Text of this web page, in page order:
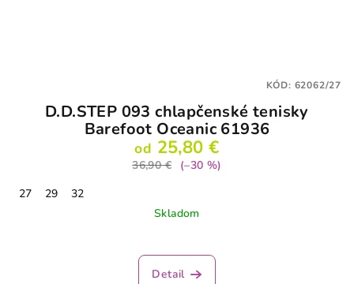
D.D.STEP 093 chlapčenské tenisky
Barefoot Oceanic 61936
od 25,80 €
36,90 €
(–30 %)
27
29
32
Skladom
Detail
KÓD: 62062/27